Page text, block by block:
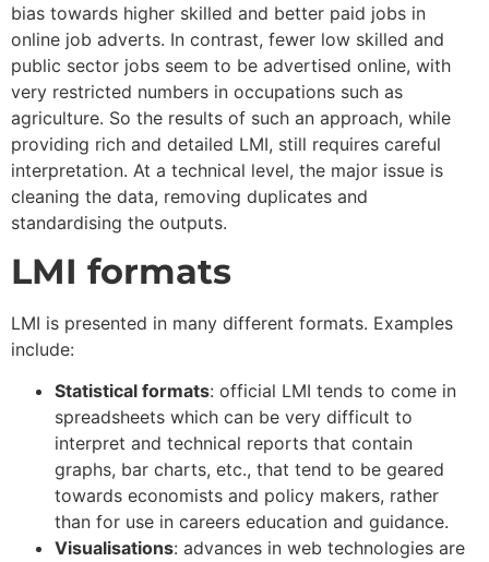
bias towards higher skilled and better paid jobs in
online job adverts. In contrast, fewer low skilled and
public sector jobs seem to be advertised online, with
very restricted numbers in occupations such as
agriculture. So the results of such an approach, while
providing rich and detailed LMI, still requires careful
interpretation. At a technical level, the major issue is
cleaning the data, removing duplicates and
standardising the outputs.
LMI formats
LMI is presented in many different formats. Examples
include:
Statistical formats: official LMI tends to come in
spreadsheets which can be very difficult to
interpret and technical reports that contain
graphs, bar charts, etc., that tend to be geared
towards economists and policy makers, rather
than for use in careers education and guidance.
Visualisations: advances in web technologies are